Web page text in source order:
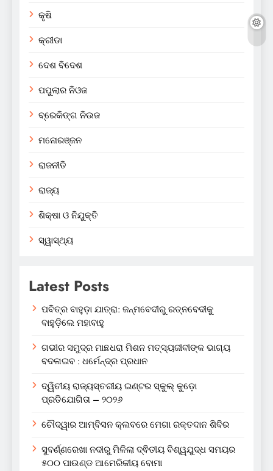
କୃଷି
କ୍ରୀଡା
ଦେଶ ବିଦେଶ
ପପୁଲାର ନିଓଜ
ବ୍ରେକିଙ୍ଗ ନିଉଜ
ମନୋରଞ୍ଜନ
ରାଜନୀତି
ରାଜ୍ୟ
ଶିକ୍ଷା ଓ ନିଯୁକ୍ତି
ସ୍ୱାସ୍ଥ୍ୟ
Latest Posts
ପବିତ୍ର ବାହୁଡ଼ା ଯାତ୍ରା: ଜନ୍ମବେଦୀରୁ ରତ୍ନବେଦୀକୁ
ବାହୁଡ଼ିଲେ ମହାବାହୁ
ଗଭୀର ସମୁଦ୍ର ମାଛଧରା ମିଶନ ମତ୍ସ୍ୟଜୀବୀଙ୍କ ଭାଗ୍ୟ
ବଦଳାଇବ : ଧର୍ମେନ୍ଦ୍ର ପ୍ରଧାନ
ଦ୍ୱିତୀୟ ରାଜ୍ୟସ୍ତରୀୟ ଇଣ୍ଟର ସ୍କୁଲ୍ କୁଡ଼ୋ
ପ୍ରତିଯୋଗିତା – ୨୦୨୬
ଚୌଦ୍ୱାର ଆମ୍ବିସନ କ୍ଲବରେ ମେଗା ରକ୍ତଦାନ ଶିବିର
ସୁବର୍ଣ୍ଣରେଖା ନଦୀରୁ ମିଳିଲା ଦ୍ଵିତୀୟ ବିଶ୍ୱଯୁଦ୍ଧ ସମୟର
୫୦୦ ପାଉଣ୍ଡ ଆମେରିକୀୟ ବୋମା